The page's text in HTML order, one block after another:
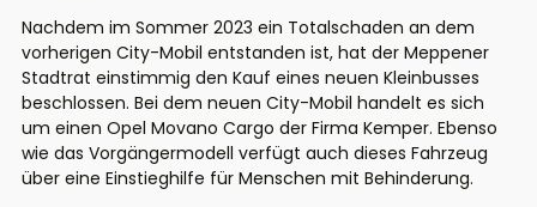
Nachdem im Sommer 2023 ein Totalschaden an dem
vorherigen City-Mobil entstanden ist, hat der Meppener
Stadtrat einstimmig den Kauf eines neuen Kleinbusses
beschlossen. Bei dem neuen City-Mobil handelt es sich
um einen Opel Movano Cargo der Firma Kemper. Ebenso
wie das Vorgängermodell verfügt auch dieses Fahrzeug
über eine Einstieghilfe für Menschen mit Behinderung.